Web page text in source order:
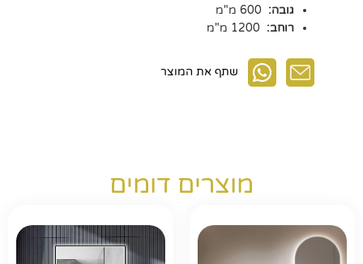
גובה:
רוחב:
שתף את המוצר
מוצרים דומים